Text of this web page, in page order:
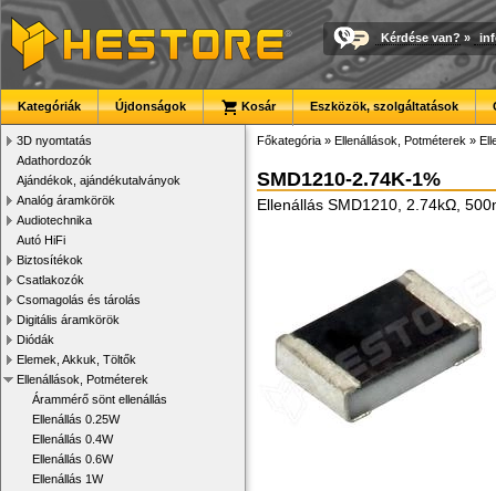
Kérdése van? »
Kategóriák Újdonságok Kosár Eszközök, szolgáltatások
3D nyomtatás
Adathordozók
Ajándékok, ajándékutalványok
Analóg áramkörök
Audiotechnika
Autó HiFi
Biztosítékok
Csatlakozók
Csomagolás és tárolás
Digitális áramkörök
Diódák
Elemek, Akkuk, Töltők
Ellenállások, Potméterek
Árammérő sönt ellenállás
Ellenállás 0.25W
Ellenállás 0.4W
Ellenállás 0.6W
Ellenállás 1W
Főkategória » Ellenállások, Potméterek »
SMD1210-2.74K-1%
Ellenállás SMD1210, 2.74kΩ,